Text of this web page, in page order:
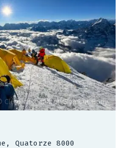
Quatorze 8000